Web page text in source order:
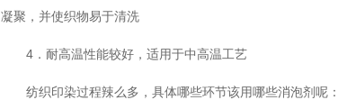
凝聚，并使织物易于清洗
4．耐高温性能较好，适用于中高温工艺
纺织印染过程辣么多，具体哪些环节该用哪些消泡剂呢：